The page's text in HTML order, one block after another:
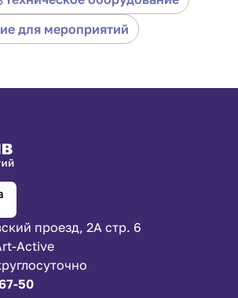
сканирования и копирования,
устройством.
и удобный размер принтера
для мероприятий
проезд, 2А стр. 6
Active
50